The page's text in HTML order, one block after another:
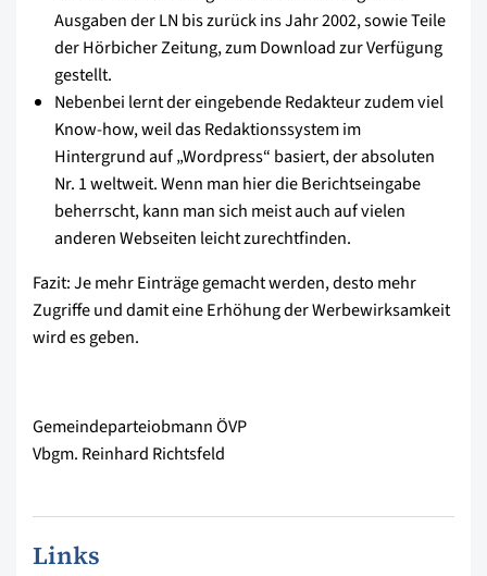
Ausgaben der LN bis zurück ins Jahr 2002, sowie Teile
der Hörbicher Zeitung, zum Download zur Verfügung
gestellt.
Nebenbei lernt der eingebende Redakteur zudem viel
Know-how, weil das Redaktionssystem im
Hintergrund auf „Wordpress“ basiert, der absoluten
Nr. 1 weltweit. Wenn man hier die Berichtseingabe
beherrscht, kann man sich meist auch auf vielen
anderen Webseiten leicht zurechtfinden.
Fazit: Je mehr Einträge gemacht werden, desto mehr
Zugriffe und damit eine Erhöhung der Werbewirksamkeit
wird es geben.
Gemeindeparteiobmann ÖVP
Vbgm. Reinhard Richtsfeld
Links